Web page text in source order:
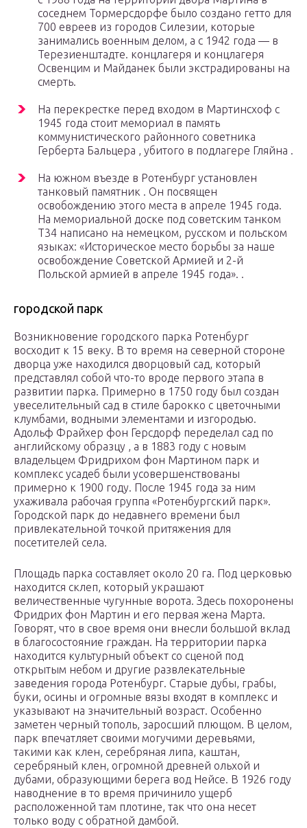
соседнем Тормерсдорфе было создано гетто для
700 евреев из городов Силезии, которые
занимались военным делом, а с 1942 года — в
Терезиенштадте. концлагеря и концлагеря
Освенцим и Майданек были экстрадированы на
смерть.
На перекрестке перед входом в Мартинсхоф с
1945 года стоит мемориал в память
коммунистического районного советника
Герберта Бальцера , убитого в подлагере Гляйна .
На южном въезде в Ротенбург установлен
танковый памятник . Он посвящен
освобождению этого места в апреле 1945 года.
На мемориальной доске под советским танком
Т34 написано на немецком, русском и польском
языках: «Историческое место борьбы за наше
освобождение Советской Армией и 2-й
Польской армией в апреле 1945 года». .
городской парк
Возникновение городского парка Ротенбург
восходит к 15 веку. В то время на северной стороне
дворца уже находился дворцовый сад, который
представлял собой что-то вроде первого этапа в
развитии парка. Примерно в 1750 году был создан
увеселительный сад в стиле барокко с цветочными
клумбами, водными элементами и изгородью.
Адольф Фрайхер фон Герсдорф переделал сад по
английскому образцу , а в 1883 году с новым
владельцем Фридрихом фон Мартином парк и
комплекс усадеб были усовершенствованы
примерно к 1900 году. После 1945 года за ним
ухаживала рабочая группа «Ротенбургский парк».
Городской парк до недавнего времени был
привлекательной точкой притяжения для
посетителей села.
Площадь парка составляет около 20 га. Под церковью
находится склеп, который украшают
величественные чугунные ворота. Здесь похоронены
Фридрих фон Мартин и его первая жена Марта.
Говорят, что в свое время они внесли большой вклад
в благосостояние граждан. На территории парка
находится культурный объект со сценой под
открытым небом и другие развлекательные
заведения города Ротенбург. Старые дубы, грабы,
буки, осины и огромные вязы входят в комплекс и
указывают на значительный возраст. Особенно
заметен черный тополь, заросший плющом. В целом,
парк впечатляет своими могучими деревьями,
такими как клен, серебряная липа, каштан,
серебряный клен, огромной древней ольхой и
дубами, образующими берега вод Нейсе. В 1926 году
наводнение в то время причинило ущерб
расположенной там плотине, так что она несет
только воду с обратной дамбой.